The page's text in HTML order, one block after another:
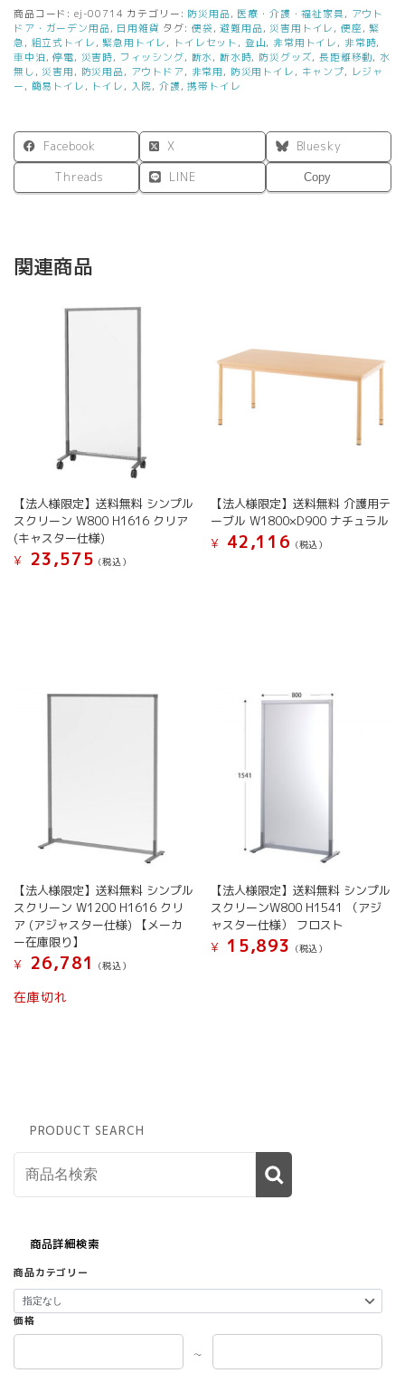
ー
タ
ブ
ル
ト
非
常
用
ト
災
用
商品コード: ej-00714 カテゴリー: 防災用品, 医療・介護・福祉家具 , アウト
ドア・ガーデン用品, 日用雑貨 タグ: 便袋 ,避難用品, 災害用トイレ ,便座 ,緊
急 , 組立式トイレ ,緊急用トイレ , トイレセット , 登山, 非常用トイレ , 非常時,
車中泊 ,停電, 災害時, フィッシング, 断水, 断水時, 防災グッズ,長距離移動, 水
無し , 災害用 , 防災用品, アウトドア , 非常用 , 防災用トイレ , キャンプ, レジャ
ー , 簡易トイレ , トイレ , 入院,介護 ,携帯トイレ
Facebook X
Bluesky
Threads
LINE Copy
関連商品
【法人様限定】送料無料 シンプル
スクリーン W800 H1616 クリア
(キャスター仕様)
¥
23,575 (税込）
【法人様限定】送料無料 介護用テ
ーブル W1800×D900 ナチュラル
¥
42,116 (税込）
【法人様限定】送料無料 シンプル
スクリーン W1200 H1616 クリ
ア (アジャスター仕様) 【メーカ
ー在庫限り】
¥
26,781 (税込）
在庫切れ
【法人様限定】送料無料 シンプル
スクリーンW800 H1541 （アジ
ャスター仕様） フロスト
¥
15,893 (税込）
PRODUCT SEARCH
商品詳細検索
商品カテゴリー
価格
～